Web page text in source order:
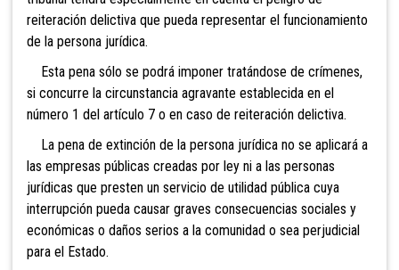
reiteración delictiva que pueda representar el funcionamiento
de la persona jurídica.
Esta pena sólo se podrá imponer tratándose de crímenes,
si concurre la circunstancia agravante establecida en el
número 1 del artículo 7 o en caso de reiteración delictiva.
La pena de extinción de la persona jurídica no se aplicará a
las empresas públicas creadas por ley ni a las personas
jurídicas que presten un servicio de utilidad pública cuya
interrupción pueda causar graves consecuencias sociales y
económicas o daños serios a la comunidad o sea perjudicial
para el Estado.